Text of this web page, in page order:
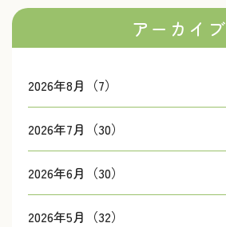
アーカイブ
2026年8月（7）
2026年7月（30）
2026年6月（30）
2026年5月（32）